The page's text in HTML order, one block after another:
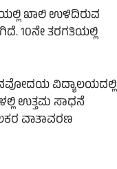
ಖಾಲಿ ಉಳಿದಿರುವ
10ನೇ ತರಗತಿಯಲ್ಲಿ
ನವೋದಯ ವಿದ್ಯಾಲಯದಲ್ಲಿ
ಉತ್ತಮ ಸಾಧನೆ
ವಾತಾವರಣ